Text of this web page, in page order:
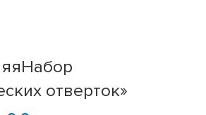
отверток»